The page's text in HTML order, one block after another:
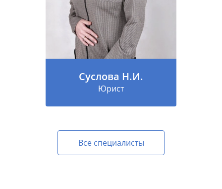
Суслова Н.И.
Юрист
Все специалисты